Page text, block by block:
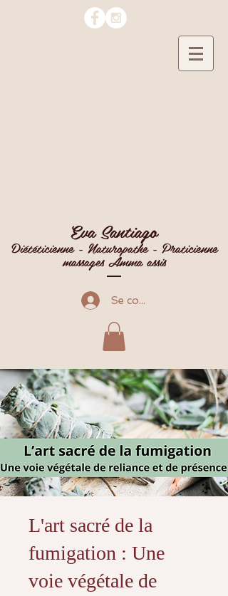
Eva Santiago
Diététicienne - Naturopathe - Praticienne
massages Amma assis
Se connecter
L'art sacré de la
fumigation : Une
voie végétale de